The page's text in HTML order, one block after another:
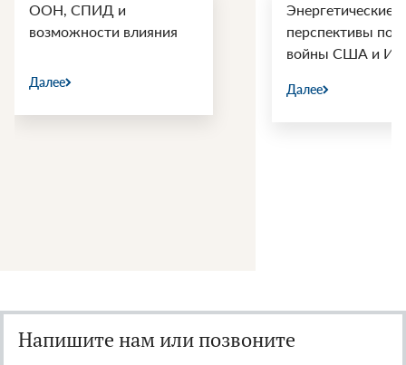
ООН, СПИД и
возможности влияния
Далее
Энергетические
перспективы
войны США и
Далее
Напишите нам или позвоните